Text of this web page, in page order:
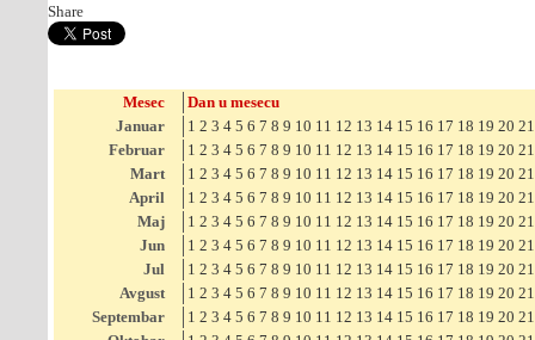
Share
Mesec
Dan u mesecu
Januar
1 2 3 4 5 6 7 8 9 10 11 12 13 14 15 16 17 18 19 20 21
Februar
1 2 3 4 5 6 7 8 9 10 11 12 13 14 15 16 17 18 19 20 21
Mart
1 2 3 4 5 6 7 8 9 10 11 12 13 14 15 16 17 18 19 20 21
April
1 2 3 4 5 6 7 8 9 10 11 12 13 14 15 16 17 18 19 20 21
Maj
1 2 3 4 5 6 7 8 9 10 11 12 13 14 15 16 17 18 19 20 21
Jun
1 2 3 4 5 6 7 8 9 10 11 12 13 14 15 16 17 18 19 20 21
Jul
1 2 3 4 5 6 7 8 9 10 11 12 13 14 15 16 17 18 19 20 21
Avgust
1 2 3 4 5 6 7 8 9 10 11 12 13 14 15 16 17 18 19 20 21
Septembar
1 2 3 4 5 6 7 8 9 10 11 12 13 14 15 16 17 18 19 20 21